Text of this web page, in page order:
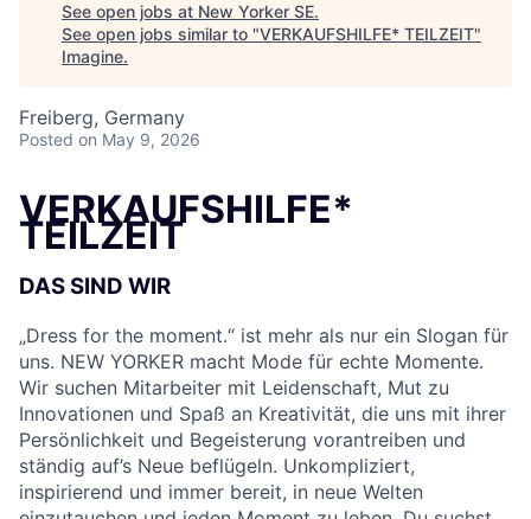
See open jobs at New Yorker SE.
See open jobs similar to "VERKAUFSHILFE* TEILZEIT"
Imagine.
Freiberg, Germany
Posted on May 9, 2026
VERKAUFSHILFE*
TEILZEIT
DAS SIND WIR
„Dress for the moment.“ ist mehr als nur ein Slogan für
uns. NEW YORKER macht Mode für echte Momente.
Wir suchen Mitarbeiter mit Leidenschaft, Mut zu
Innovationen und Spaß an Kreativität, die uns mit ihrer
Persönlichkeit und Begeisterung vorantreiben und
ständig auf’s Neue beflügeln. Unkompliziert,
inspirierend und immer bereit, in neue Welten